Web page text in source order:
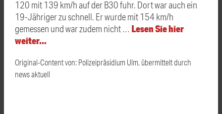
120 mit 139 km/h auf der B30 fuhr. Dort war auch ein
19-Jähriger zu schnell. Er wurde mit 154 km/h
gemessen und war zudem nicht … Lesen Sie hier
weiter…
Original-Content von: Polizeipräsidium Ulm, übermittelt durch
news aktuell